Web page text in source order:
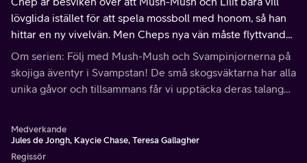
lövglida istället för att spela mossboll med honom, så han
hittar en ny vivelvän. Men Cheps nya vän måste flyttvandra
med resten av sina vivelkompisar, men han kan inte flyga!
Om serien: Följ med Mush-Mush och Svampinjornerna på
skojiga äventyr i Svampstan! De små skogsväktarna har alla
unika gåvor och tillsammans får vi upptäcka deras talanger
Medverkande
Jules de Jongh, Kaycie Chase, Teresa Gallagher
Regissör